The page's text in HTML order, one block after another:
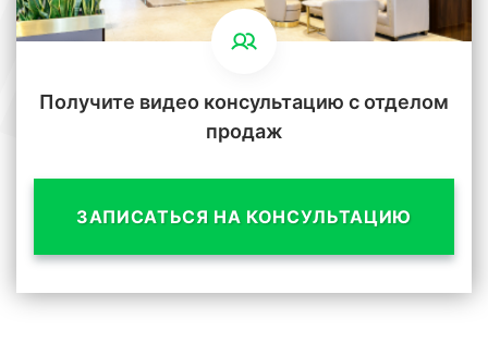
Получите видео консультацию с отделом
продаж
ЗАПИСАТЬСЯ НА КОНСУЛЬТАЦИЮ